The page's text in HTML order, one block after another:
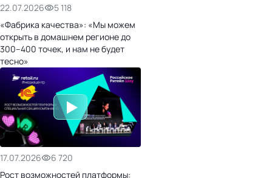
22.07.2026
5 118
«Фабрика качества»: «Мы можем
открыть в домашнем регионе до
300–400 точек, и нам не будет
тесно»
17.07.2026
6 720
Рост возможностей платформы: